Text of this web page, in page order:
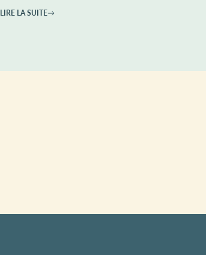
LIRE LA SUITE